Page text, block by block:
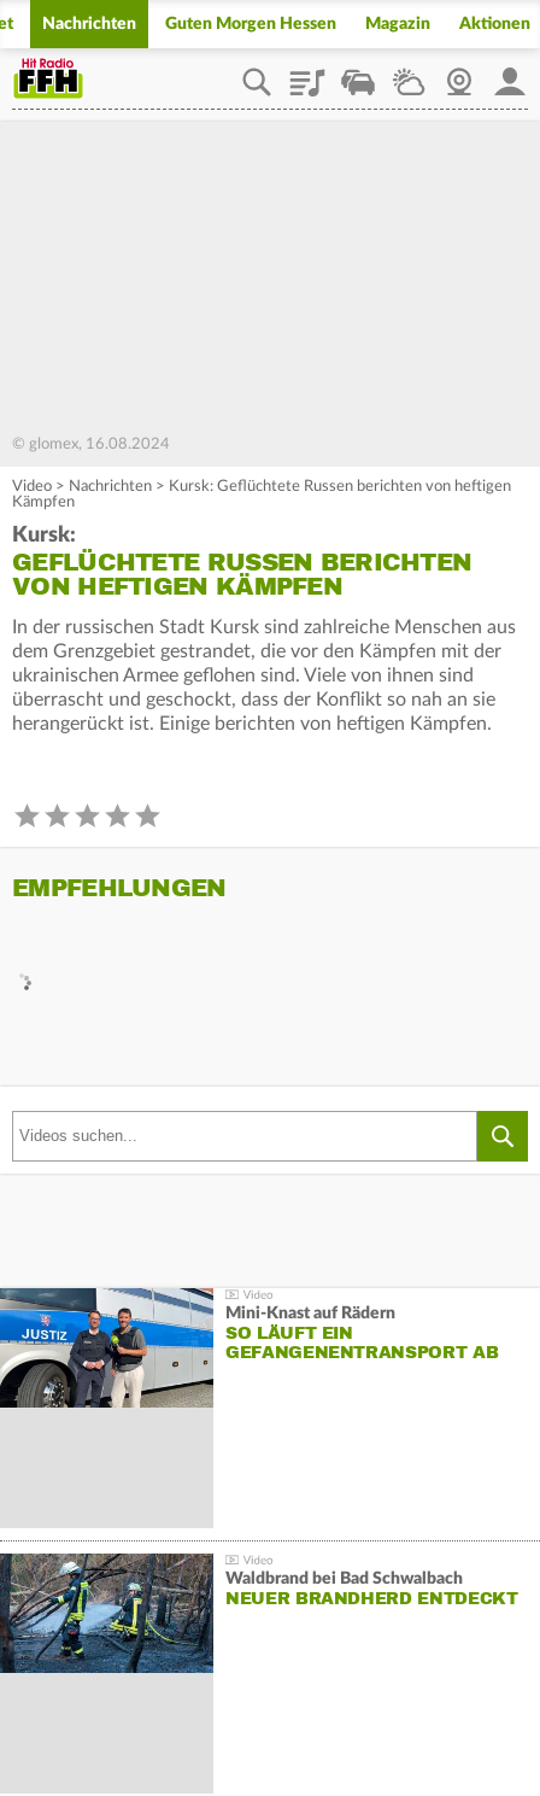
Nachrichten Guten Morgen Hessen Magazin Aktionen
PlaylistStaupilotWetterWebcam
© glomex, 16.08.2024
Video > Nachrichten > Kursk: Geflüchtete Russen berichten von heftigen
Kämpfen
Kursk:
GEFLÜCHTETE RUSSEN BERICHTEN
VON HEFTIGEN KÄMPFEN
In der russischen Stadt Kursk sind zahlreiche Menschen aus
dem Grenzgebiet gestrandet, die vor den Kämpfen mit der
ukrainischen Armee geflohen sind. Viele von ihnen sind
überrascht und geschockt, dass der Konflikt so nah an sie
herangerückt ist. Einige berichten von heftigen Kämpfen.
EMPFEHLUNGEN
Mini-Knast auf Rädern
SO LÄUFT EIN
GEFANGENENTRANSPORT AB
Waldbrand bei Bad Schwalbach
NEUER BRANDHERD ENTDECKT